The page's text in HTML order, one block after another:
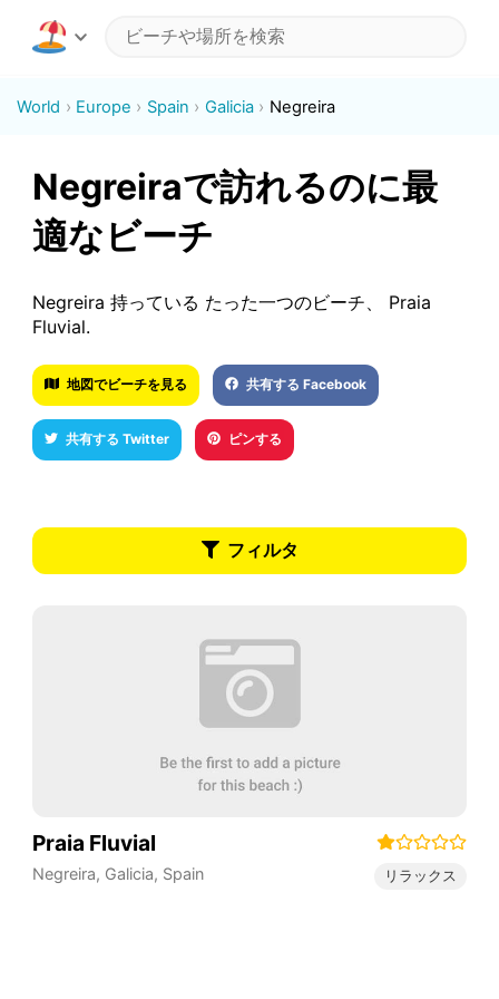
World Europe Spain Galicia Negreira
Negreiraで訪れるのに最
適なビーチ
Negreira 持っている たった一つのビーチ、 Praia
Fluvial.
地図でビーチを見る 共有する Facebook
共有する Twitter ピンする
フィルタ
Praia Fluvial
Negreira, Galicia, Spain リラックス